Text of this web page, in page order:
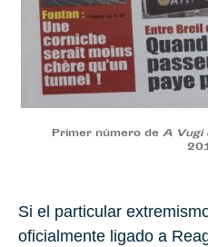
Primer número de A Vugi
Si el particular
oficialmente ligado a